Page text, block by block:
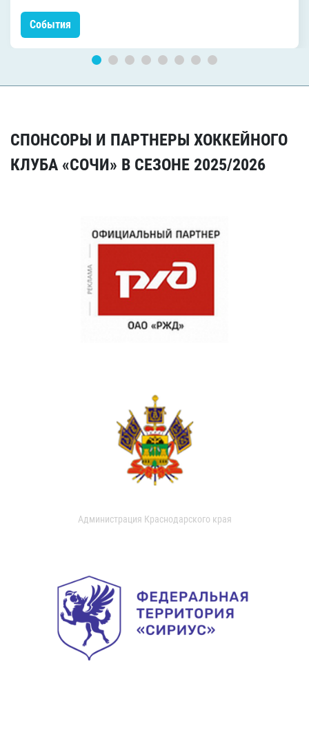
События
СПОНСОРЫ И ПАРТНЕРЫ ХОККЕЙНОГО
КЛУБА «СОЧИ» В СЕЗОНЕ 2025/2026
Администрация Краснодарского края